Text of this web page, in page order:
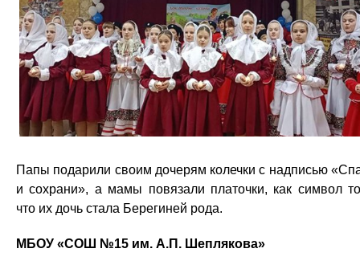
Папы подарили своим дочерям колечки с надписью
и сохрани», а мамы повязали платочки, как символ
что их дочь стала Берегиней рода.
МБОУ «СОШ №15 им. А.П. Шеплякова»